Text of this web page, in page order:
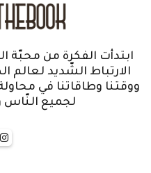
ابتدأت الفكرة من محبّة
الارتباط الشّديد لعالم
ووقتنا وطاقاتنا في
لجميع النّاس